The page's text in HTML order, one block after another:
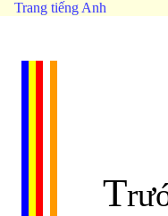
Trang tiếng Anh
T